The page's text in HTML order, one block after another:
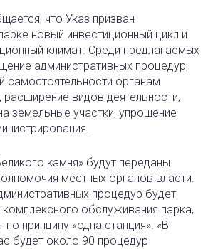
что Указ призван
новый инвестиционный цикл и
климат. Среди предлагаемых
административных процедур,
самостоятельности органам
расширение видов деятельности,
земельные участки, упрощение
камня» будут переданы
местных органов власти.
процедур будет
комплексного обслуживания парка,
принципу «одна станция». «В
будет около 90 процедур